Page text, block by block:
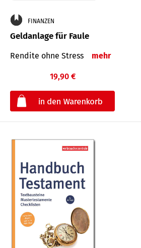
FINANZEN
Geldanlage für Faule
Rendite ohne Stress mehr
19,90 €